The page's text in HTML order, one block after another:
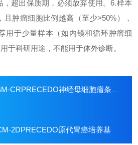
，超出保质期，必须放弃使用。6.样本
肿瘤细胞比例越高（至少>50%），
用于少量样本（如内镜和循环肿瘤细
于科研用途，不能用于体外诊断。
神经母细胞瘤条件重编程培养基
2DPRECEDO原代胃癌培养基